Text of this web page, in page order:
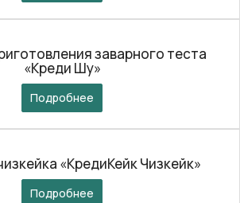
заварного теста
«Креди Шу»
Подробнее
«КредиКейк Чизкейк»
Подробнее